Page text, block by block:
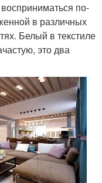
по-
в различных
Белый в текстиле
это два